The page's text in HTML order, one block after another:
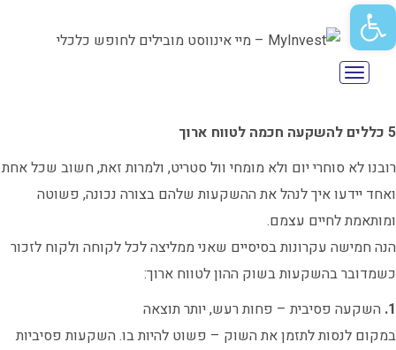
תפריט
5 כללים להשקעה חכמה לטווח ארוך
רובנו לא סוחרי יום ולא מומחי וול סטריט, ולמרות זאת, חשוב שכל אחת
ואחד יידעו איך לנהל את ההשקעות שלהם בצורה נכונה, פשוטה
ומותאמת לחיים עצמם.
הנה חמישה עקרונות בסיסיים שאני ממליצה לכל לקוחה ולקוח לזכור
כשמדובר בהשקעות בשוק ההון לטווח ארוך:
1. השקעה פסיבית – פחות רעש, יותר תוצאה
במקום לנסות לתזמן את השוק – פשוט להיות בו. השקעות פסיביות
פתח סרגל נגישות